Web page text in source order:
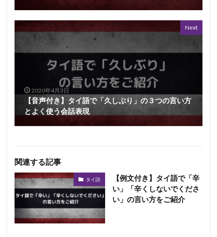
Next
2020年4月3日
【音声付き】タイ語で「久しぶり」の３つの言い方
とよく使う会話表現
関連する記事
タイ語
【例文付き】タイ語で「辛
い」「辛くしないでくださ
い」の言い方をご紹介